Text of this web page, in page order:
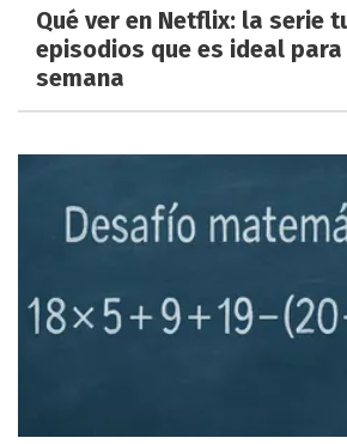
Qué ver en Netflix: la serie
episodios que es ideal
semana